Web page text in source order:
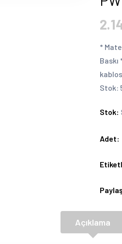
*
Stok:
Stok:
Adet:
Açıklama